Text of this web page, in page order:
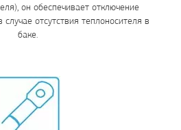
он обеспечивает отключение
случае отсутствия теплоносителя в
баке.